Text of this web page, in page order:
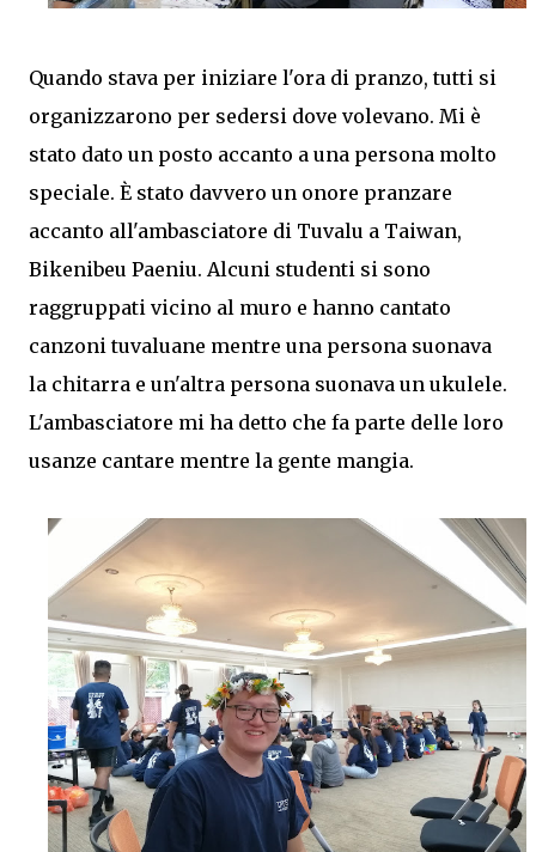
Quando stava per iniziare l'ora di pranzo, tutti si
organizzarono per sedersi dove volevano. Mi è
stato dato un posto accanto a una persona molto
speciale. È stato davvero un onore pranzare
accanto all'ambasciatore di Tuvalu a Taiwan,
Bikenibeu Paeniu. Alcuni studenti si sono
raggruppati vicino al muro e hanno cantato
canzoni tuvaluane mentre una persona suonava
la chitarra e un'altra persona suonava un ukulele.
L'ambasciatore mi ha detto che fa parte delle loro
usanze cantare mentre la gente mangia.